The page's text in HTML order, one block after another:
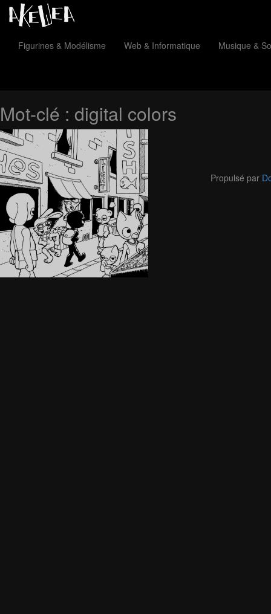
Figurines & Modélisme Web & Informatique Musique &
Mot-clé : digital colors
Propulsé par